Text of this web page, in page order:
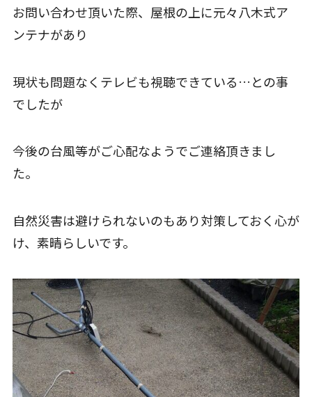
お問い合わせ頂いた際、屋根の上に元々八木式ア
ンテナがあり
現状も問題なくテレビも視聴できている…との事
でしたが
今後の台風等がご心配なようでご連絡頂きまし
た。
自然災害は避けられないのもあり対策しておく心が
け、素晴らしいです。